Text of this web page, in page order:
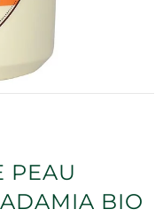
PEAU
BIO